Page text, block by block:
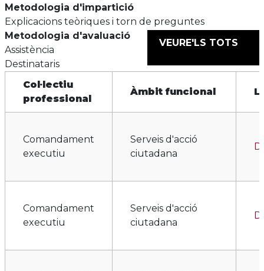
Metodologia d'impartició
Explicacions teòriques i torn de preguntes
Metodologia d'avaluació
Assistència
Destinataris
VEURE'LS TOTS
Col·lectiu
professional
Àmbit funcional
Comandament
executiu
Serveis d'acció
ciutadana
Comandament
executiu
Serveis d'acció
ciutadana